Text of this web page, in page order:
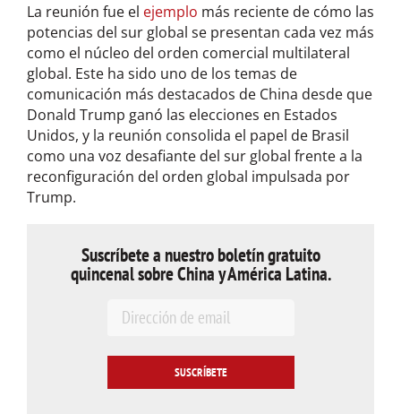
La reunión fue el ejemplo más reciente de cómo las
potencias del sur global se presentan cada vez más
como el núcleo del orden comercial multilateral
global. Este ha sido uno de los temas de
comunicación más destacados de China desde que
Donald Trump ganó las elecciones en Estados
Unidos, y la reunión consolida el papel de Brasil
como una voz desafiante del sur global frente a la
reconfiguración del orden global impulsada por
Trump.
Suscríbete a nuestro boletín gratuito
quincenal sobre China y América Latina.